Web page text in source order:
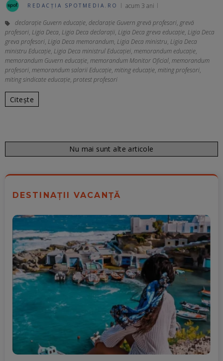
REDACȚIA SPOTMEDIA.RO acum 3 ani
declarație Guvern educație, declarație Guvern grevă profesori, grevă
profesori, Ligia Deca, Ligia Deca declarații, Ligia Deca greva educație, Ligia Deca
greva profesori, Ligia Deca memorandum, Ligia Deca ministru, Ligia Deca
ministru Educație, Ligia Deca ministrul Educaţiei, memorandum educație,
memorandum Guvern educație, memorandum Monitor Oficial, memorandum
profesori, memorandum salarii Educație, miting educație, miting profesori,
miting sindicate educație, protest profesori
Citește
Nu mai sunt alte articole
DESTINAȚII VACANȚĂ